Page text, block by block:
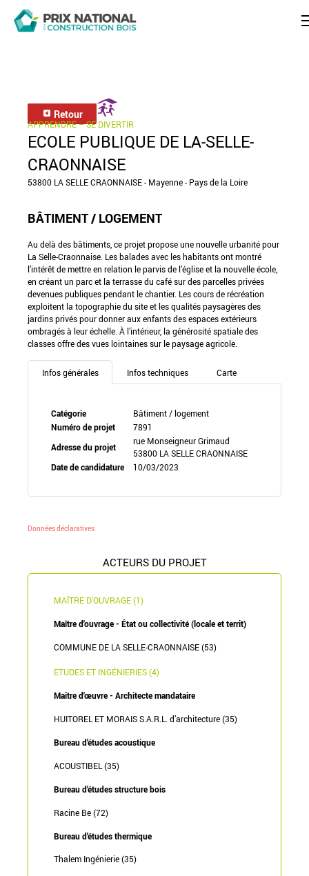
Retour
APPRENDRE – SE DIVERTIR
ECOLE PUBLIQUE DE LA-SELLE-
CRAONNAISE
53800 LA SELLE CRAONNAISE - Mayenne - Pays de la Loire
BÂTIMENT / LOGEMENT
Au delà des bâtiments, ce projet propose une nouvelle urbanité pour
La Selle-Craonnaise. Les balades avec les habitants ont montré
l’intérêt de mettre en relation le parvis de l’église et la nouvelle école,
en créant un parc et la terrasse du café sur des parcelles privées
devenues publiques pendant le chantier. Les cours de récréation
exploitent la topographie du site et les qualités paysagères des
jardins privés pour donner aux enfants des espaces extérieurs
ombragés à leur échelle. À l’intérieur, la générosité spatiale des
classes offre des vues lointaines sur le paysage agricole.
Infos générales Infos techniques Carte
Catégorie
Bâtiment / logement
Numéro de projet
7891
Adresse du projet
rue Monseigneur Grimaud
53800 LA SELLE CRAONNAISE
Date de candidature
10/03/2023
Données déclaratives
ACTEURS DU PROJET
MAÎTRE D'OUVRAGE (1)
Maître d'ouvrage - État ou collectivité (locale et territ)
COMMUNE DE LA SELLE-CRAONNAISE (53)
ETUDES ET INGÉNIERIES (4)
Maître d'œuvre - Architecte mandataire
HUITOREL ET MORAIS S.A.R.L. d’architecture (35)
Bureau d'études acoustique
ACOUSTIBEL (35)
Bureau d'études structure bois
Racine Be (72)
Bureau d'études thermique
Thalem Ingénierie (35)